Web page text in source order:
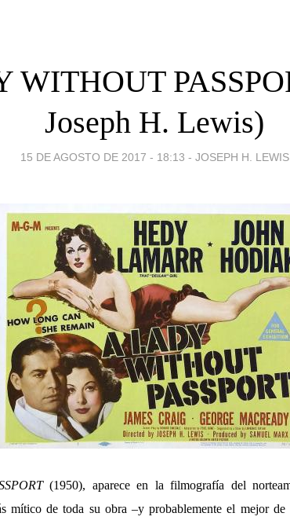
WITHOUT
Joseph H. Lewis)
15 DE AGOSTO DE 2017 - 18:13 - JOSEPH H. LEWIS
(1950), aparece en la filmografía del
mítico de toda su obra –y probablemente el mejor de